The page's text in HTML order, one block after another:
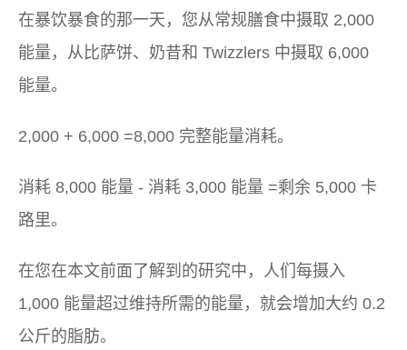
在暴饮暴食的那一天，您从常规膳食中摄取 2,000
能量，从比萨饼、奶昔和 Twizzlers 中摄取 6,000
能量。
2,000 + 6,000 =8,000 完整能量消耗。
消耗 8,000 能量 - 消耗 3,000 能量 =剩余 5,000 卡
路里。
在您在本文前面了解到的研究中，人们每摄入
1,000 能量超过维持所需的能量，就会增加大约 0.2
公斤的脂肪。